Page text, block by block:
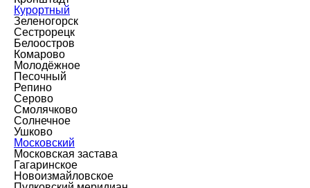
Курортный
Зеленогорск
Сестрорецк
Белоостров
Комарово
Молодёжное
Песочный
Репино
Серово
Смолячково
Солнечное
Ушково
Московский
Московская застава
Гагаринское
Новоизмайловское